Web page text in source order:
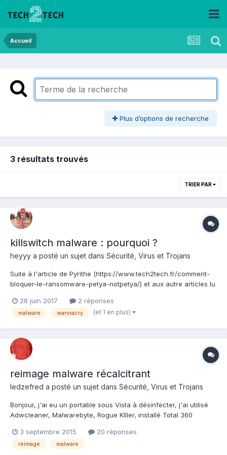
Accueil
Plus d’options de recherche
3 résultats trouvés
TRIER PAR
killswitch malware : pourquoi ?
heyyy a posté un sujet dans Sécurité, Virus et Trojans
Suite à l'article de Pyrithe (https://www.tech2tech.fr/comment-
bloquer-le-ransomware-petya-notpetya/) et aux autre articles lu
demandais quel intérêt avait leur(s) créateur(s) à mettre en
place un dispositif de "killswitch"... Des idé...
28 juin 2017 2 réponses
malware wannacry (et 1 en plus)
reimage malware récalcitrant
ledzefred a posté un sujet dans Sécurité, Virus et Trojans
Bonjour, j'ai eu un portable sous Vista à désinfecter, j'ai utilisé
Adwcleaner, Malwarebyte, Rogue KIller, installé Total 360
Passé une nouvelle fois Adw et Malw ... J'ai donc éliminé tout un
tas de cochonneries ! Mais il...
3 septembre 2015 20 réponses
reimage malware